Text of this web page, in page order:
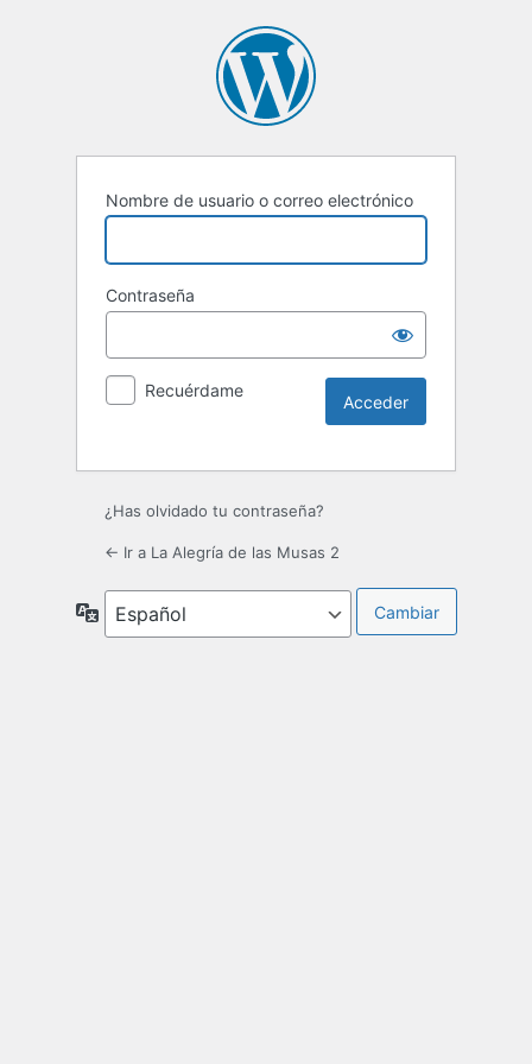
Nombre de usuario o correo electrónico
Contraseña
Recuérdame
¿Has olvidado tu contraseña?
← Ir a La Alegría de las Musas 2
Idioma